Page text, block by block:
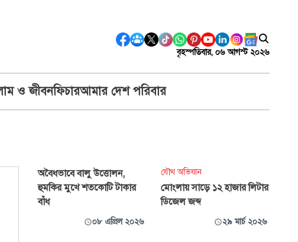
বৃহস্পতিবার, ০৬ আগস্ট ২০২৬
ও জীবনফিচারআমার দেশ পরিবার
অবৈধভাবে বালু উত্তোলন,
হুমকির মুখে শতকোটি টাকার
বাঁধ
০৮ এপ্রিল ২০২৬
যৌথ অভিযান
মোংলায় সাড়ে ১২ হাজার লিটার
ডিজেল জব্দ
২৯ মার্চ ২০২৬